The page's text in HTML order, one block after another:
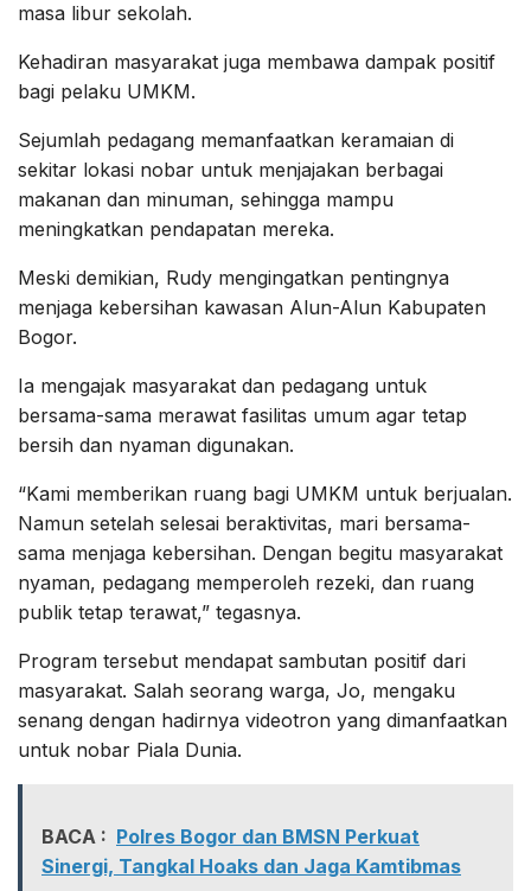
masa libur sekolah.
Kehadiran masyarakat juga membawa dampak positif
bagi pelaku UMKM.
Sejumlah pedagang memanfaatkan keramaian di
sekitar lokasi nobar untuk menjajakan berbagai
makanan dan minuman, sehingga mampu
meningkatkan pendapatan mereka.
Meski demikian, Rudy mengingatkan pentingnya
menjaga kebersihan kawasan Alun-Alun Kabupaten
Bogor.
Ia mengajak masyarakat dan pedagang untuk
bersama-sama merawat fasilitas umum agar tetap
bersih dan nyaman digunakan.
“Kami memberikan ruang bagi UMKM untuk berjualan.
Namun setelah selesai beraktivitas, mari bersama-
sama menjaga kebersihan. Dengan begitu masyarakat
nyaman, pedagang memperoleh rezeki, dan ruang
publik tetap terawat,” tegasnya.
Program tersebut mendapat sambutan positif dari
masyarakat. Salah seorang warga, Jo, mengaku
senang dengan hadirnya videotron yang dimanfaatkan
untuk nobar Piala Dunia.
BACA : Polres Bogor dan BMSN Perkuat
Sinergi, Tangkal Hoaks dan Jaga Kamtibmas